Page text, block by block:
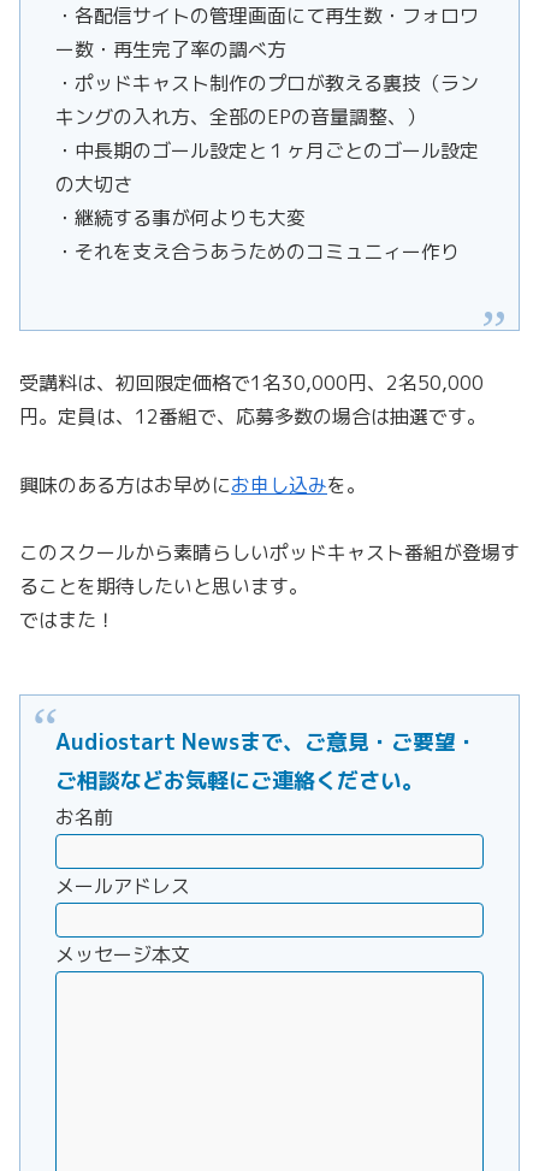
・各配信サイトの管理画面にて再生数・フォロワ
ー数・再生完了率の調べ方
・ポッドキャスト制作のプロが教える裏技（ラン
キングの入れ方、全部のEPの音量調整、）
・中長期のゴール設定と１ヶ月ごとのゴール設定
の大切さ
・継続する事が何よりも大変
・それを支え合うあうためのコミュニィー作り
受講料は、初回限定価格で1名30,000円、2名50,000
円。定員は、12番組で、応募多数の場合は抽選です。
興味のある方はお早めにお申し込みを。
このスクールから素晴らしいポッドキャスト番組が登場す
ることを期待したいと思います。
ではまた！
Audiostart Newsまで、ご意見・ご要望・
ご相談などお気軽にご連絡ください。
お名前
メールアドレス
メッセージ本文